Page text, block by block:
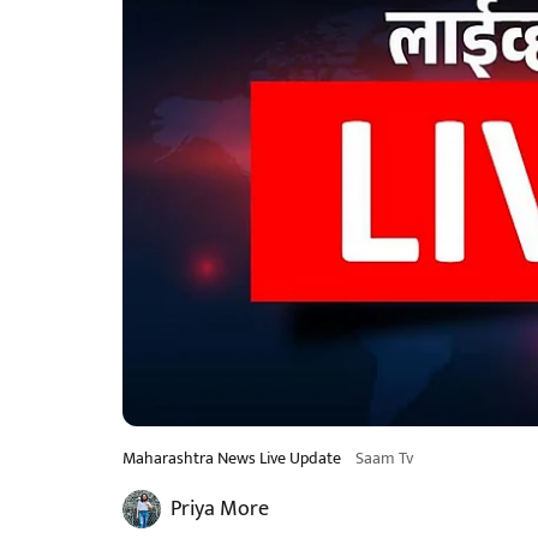
Maharashtra News Live Update Saam Tv
Priya More